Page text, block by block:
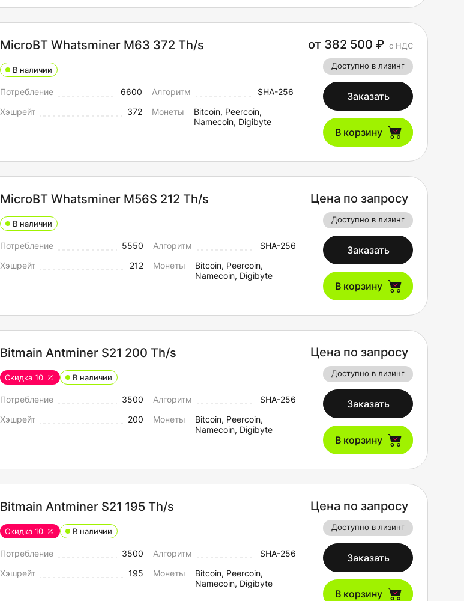
MicroBT Whatsminer M63 372 Th/s
В наличии
Потребление 6600 Алгоритм
SHA-256
Хэшрейт
372 Монеты
Bitcoin, Peercoin,
Namecoin, Digibyte
от 382 500 ₽ с НДС
Доступно в лизинг
Заказать
В корзину
MicroBT Whatsminer M56S 212 Th/s
В наличии
Потребление 5550 Алгоритм
SHA-256
Хэшрейт
212 Монеты
Bitcoin, Peercoin,
Namecoin, Digibyte
Цена по запросу
Доступно в лизинг
Заказать
В корзину
Bitmain Antminer S21 200 Th/s
Скидка 10 В наличии
Потребление 3500 Алгоритм
SHA-256
Хэшрейт
200 Монеты
Bitcoin, Peercoin,
Namecoin, Digibyte
Цена по запросу
Доступно в лизинг
Заказать
В корзину
Bitmain Antminer S21 195 Th/s
Скидка 10 В наличии
Потребление 3500 Алгоритм
SHA-256
Хэшрейт
195 Монеты
Bitcoin, Peercoin,
Namecoin, Digibyte
Цена по запросу
Доступно в лизинг
Заказать
В корзину